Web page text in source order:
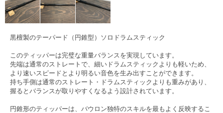
黒檀製のテーパード（円錐型）ソロドラムスティック
このティッパーは完璧な重量バランスを実現しています。
先端は通常のストレートで、細いドラムスティックよりも軽いため、
より速いスピードとより明るい音色を生み出すことができます。
持ち手側は通常のストレート・ドラムスティックよりも重みがあり、
握るとバランスが取りやすくなるよう設計されています。
円錐形のティッパーは、バウロン独特のスキルを最もよく反映するこ